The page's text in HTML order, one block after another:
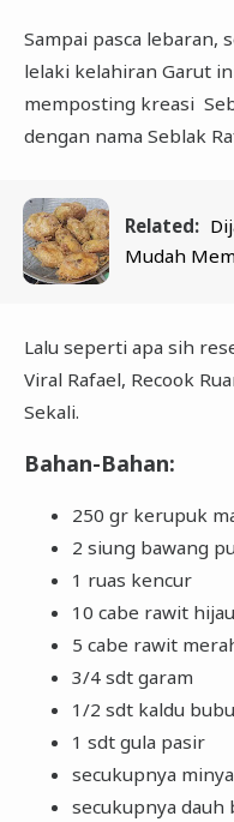
Sampai pasca lebaran,
lelaki kelahiran Garut
memposting kreasi
dengan nama Seblak
Related:
Mudah
Lalu seperti apa sih
Viral Rafael, Recook
Sekali.
Bahan-Bahan:
250 gr kerupuk
2 siung bawang
1 ruas kencur
10 cabe rawit hijau
5 cabe rawit
3/4 sdt garam
1/2 sdt kaldu
1 sdt gula pasir
secukupnya
secukupnya dauh